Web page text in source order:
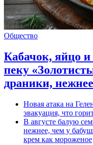
Общество
Кабачок, яйцо
пеку
драники,
Новая атака на
эвакуация, что
В августе балую
нежнее, чем у
крем как мороженое